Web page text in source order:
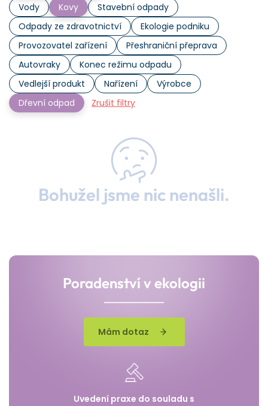
Vody
Kovy
Stavební odpady
Odpady ze zdravotnictví
Ekologie podniku
Provozovatel zařízení
Přeshraniční přeprava
Autovraky
Konec režimu odpadu
Vedlejší produkt
Nařízení
Výrobce
Dřevní odpad
Zrušit filtry
Bohužel jsme nic nenašli.
Poradenství v ekologii
Mám dotaz
Uvedení praxe do souladu s